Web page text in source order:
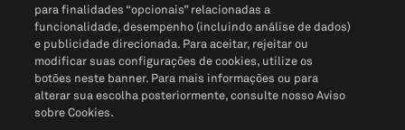
para finalidades “opcionais” relacionadas a
funcionalidade, desempenho (incluindo análise de dados)
e publicidade direcionada. Para aceitar, rejeitar ou
modificar suas configurações de cookies, utilize os
botões neste banner. Para mais informações ou para
alterar sua escolha posteriormente, consulte nosso Aviso
sobre Cookies.